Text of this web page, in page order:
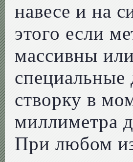
навесе и на
этого если
массивны
створку в
миллиметра
При любом